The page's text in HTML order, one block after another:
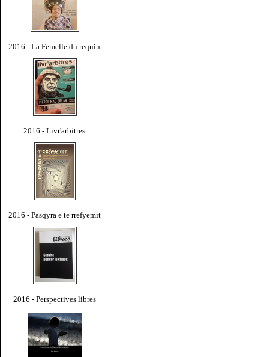
2016 - La Femelle du requin
2016 - Livr'arbitres
2016 - Pasqyra e te rrefyemit
2016 - Perspectives libres